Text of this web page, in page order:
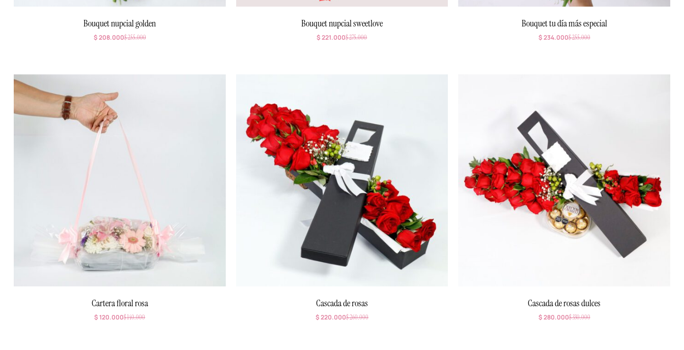
Bouquet nupcial golden
$255.000
$208.000
Bouquet nupcial sweetlove
$275.000
$221.000
Bouquet tu día más especial
$255.000
$234.000
Cartera floral rosa
$140.000
$120.000
Cascada de rosas
$260.000
$220.000
Cascada de rosas dulces
$330.000
$280.000